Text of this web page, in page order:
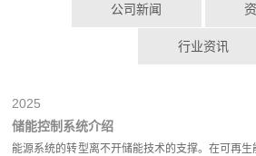
公司新闻
行业资讯
2025
储能控制系统介绍
能源系统的转型离不开储能技术的支撑。在可再生